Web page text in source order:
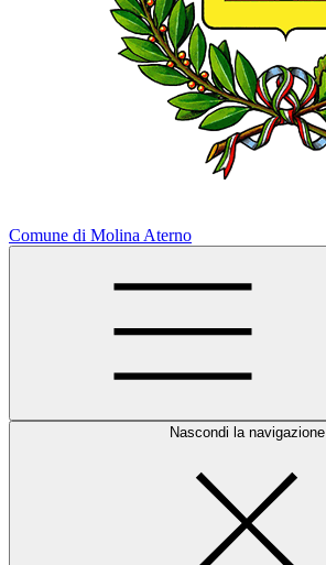
Comune di Molina Aterno
Nascondi la navigazione